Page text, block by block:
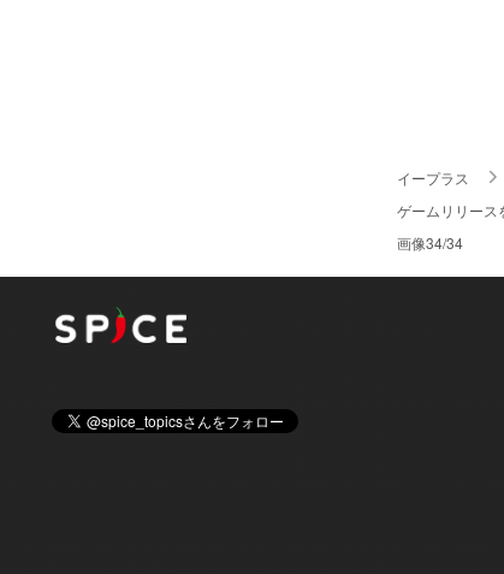
イープラス
ゲームリリース
画像34/34